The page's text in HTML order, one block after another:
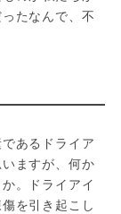
たなんで、不
あるドライア
ますが、何か
。ドライアイ
を引き起こし